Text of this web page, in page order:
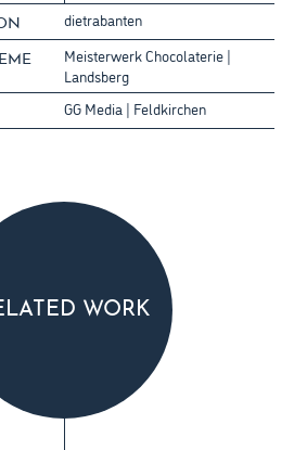
dietrabanten
Meisterwerk Chocolaterie |
Landsberg
GG Media | Feldkirchen
WORK